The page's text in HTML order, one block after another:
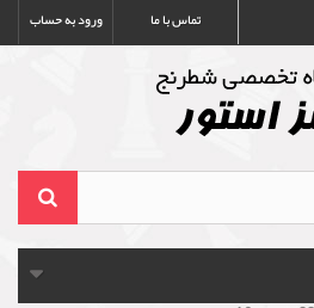
ورود به حساب تماس با ما